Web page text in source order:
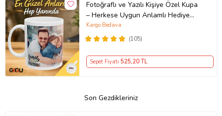
Fotoğraflı ve Yazılı Kişiye Özel Kupa
– Herkese Uygun Anlamlı Hediye
Porselen Baskılı Kupa (Beyaz)
(105)
Kargo Bedava
Sepet Fiyatı 525,20 TL
Son Gezdikleriniz